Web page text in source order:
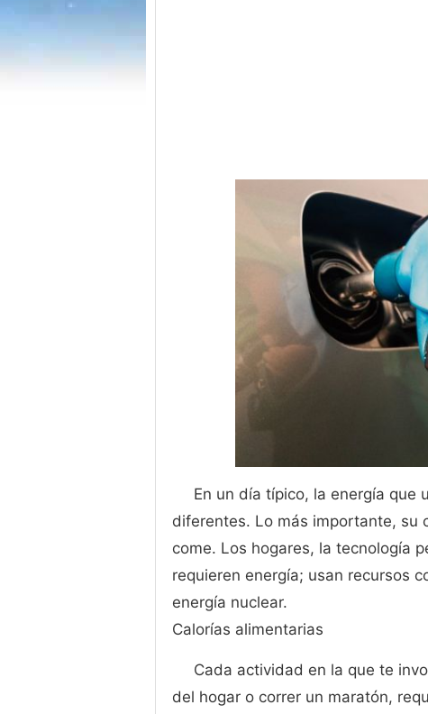
En un día típico, la energía que
diferentes. Lo más importante, su
come. Los hogares, la tecnología
requieren energía; usan recursos
energía nuclear.
Calorías alimentarias
Cada actividad en la que te
del hogar o correr un maratón,